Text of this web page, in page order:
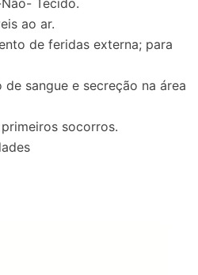
ao ar.
de feridas externa; para
sangue e secreção na área
socorros.